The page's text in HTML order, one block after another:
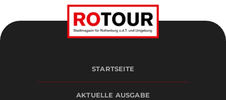
STARTSEITE
AKTUELLE AUSGABE